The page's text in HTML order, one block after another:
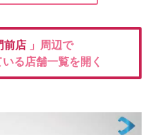
前店 」周辺で
る店舗一覧を開く